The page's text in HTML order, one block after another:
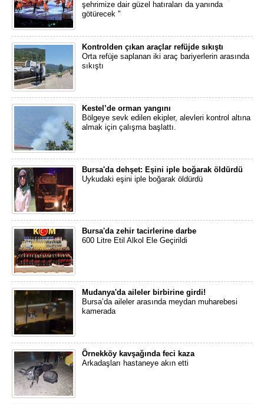
şehrimize dair güzel hatıraları da yanında
götürecek "
Kontrolden çıkan araçlar refüjde sıkıştı
Orta refüje saplanan iki araç bariyerlerin arasında
sıkıştı
Kestel’de orman yangını
Bölgeye sevk edilen ekipler, alevleri kontrol altına
almak için çalışma başlattı.
Bursa'da dehşet: Eşini iple boğarak öldürdü
Uykudaki eşini iple boğarak öldürdü
Bursa'da zehir tacirlerine darbe
600 Litre Etil Alkol Ele Geçirildi
Mudanya'da aileler birbirine girdi!
Bursa’da aileler arasında meydan muharebesi
kamerada
Örnekköy kavşağında feci kaza
Arkadaşları hastaneye akın etti